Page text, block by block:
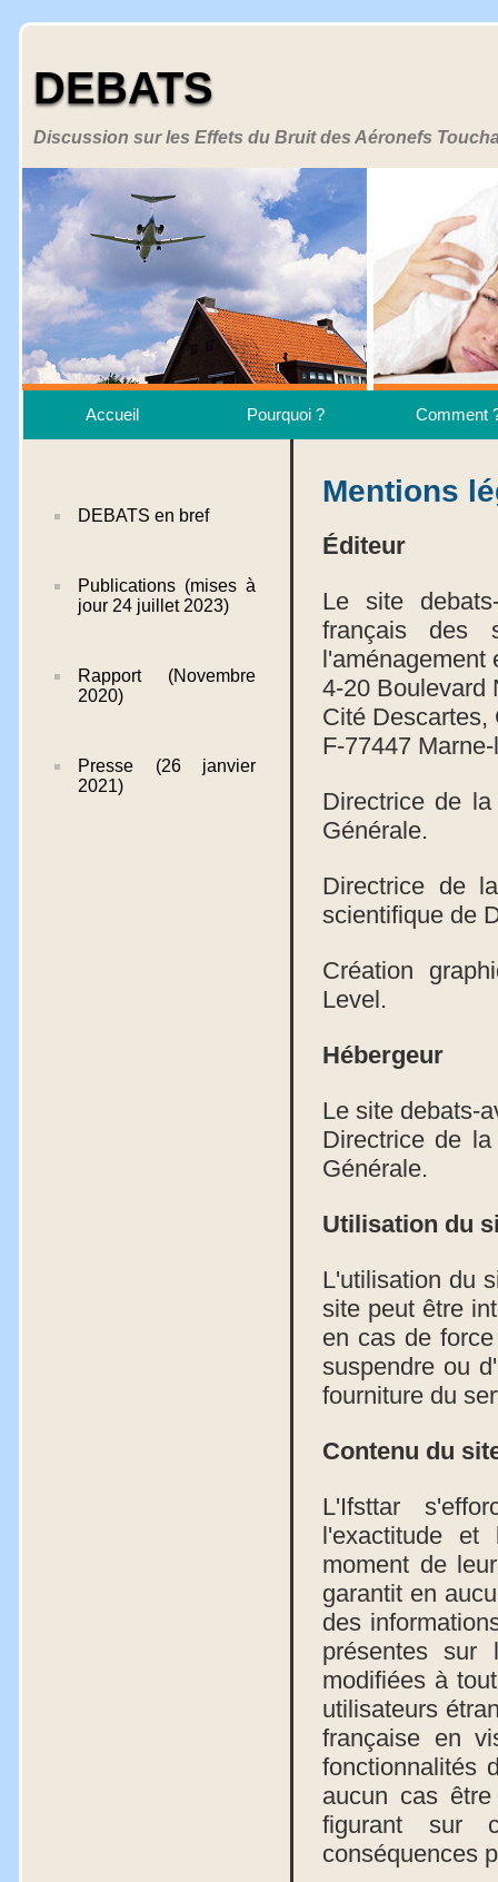
DEBATS
Discussion sur les Effets du Bruit des Aéronefs
Accueil Pourquoi ? Comment
Mentions
Éditeur
Le site
français des
l'aménagement
4-20 Boulevard
Cité Descartes,
F-77447
Directrice de
Générale.
Directrice de
scientifique de
Création
Level.
Hébergeur
Le site debats-
Directrice de
Générale.
Utilisation du
L'utilisation du
site peut être
en cas de
suspendre ou
fourniture du
Contenu du
L'Ifsttar
l'exactitude
moment de
garantit en
des
présentes sur
modifiées à
utilisateurs
française en
fonctionnalités
aucun cas
figurant sur
conséquences
DEBATS en bref
Publications (mises à
jour 24 juillet 2023)
Rapport (Novembre
2020)
Presse (26 janvier
2021)